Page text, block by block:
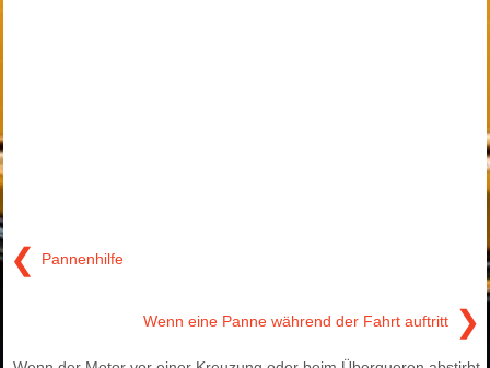
❮ Pannenhilfe
Wenn eine Panne während der Fahrt auftritt ❯